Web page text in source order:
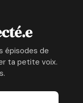
épisodes de
ta petite voix.